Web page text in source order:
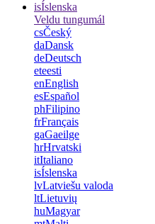
isÍslenska
Veldu tungumál
csČeský
daDansk
deDeutsch
eteesti
enEnglish
esEspañol
phFilipino
frFrançais
gaGaeilge
hrHrvatski
itItaliano
isÍslenska
lvLatviešu valoda
ltLietuvių
huMagyar